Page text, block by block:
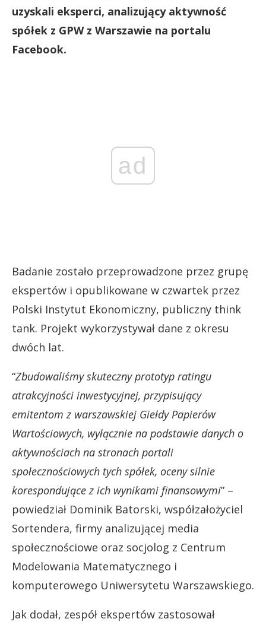
uzyskali eksperci, analizujący aktywność
spółek z GPW z Warszawie na portalu
Facebook.
ad
Badanie zostało przeprowadzone przez grupę
ekspertów i opublikowane w czwartek przez
Polski Instytut Ekonomiczny, publiczny think
tank. Projekt wykorzystywał dane z okresu
dwóch lat.
“Zbudowaliśmy skuteczny prototyp ratingu
atrakcyjności inwestycyjnej, przypisujący
emitentom z warszawskiej Giełdy Papierów
Wartościowych, wyłącznie na podstawie danych o
aktywnościach na stronach portali
społecznościowych tych spółek, oceny silnie
korespondujące z ich wynikami finansowymi” –
powiedział Dominik Batorski, współzałożyciel
Sortendera, firmy analizującej media
społecznościowe oraz socjolog z Centrum
Modelowania Matematycznego i
komputerowego Uniwersytetu Warszawskiego.
Jak dodał, zespół ekspertów zastosował